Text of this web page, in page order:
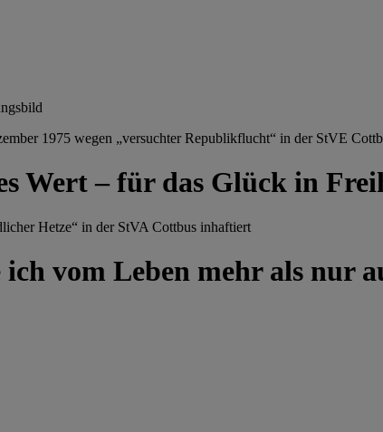
1975 wegen „versuchter Republikflucht“ in der StVE
Wert – für das Glück in
Hetze“ in der StVA Cottbus inhaftiert
vom Leben mehr als nur